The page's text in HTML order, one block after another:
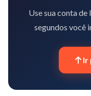
Use sua conta
segundos você
Ir